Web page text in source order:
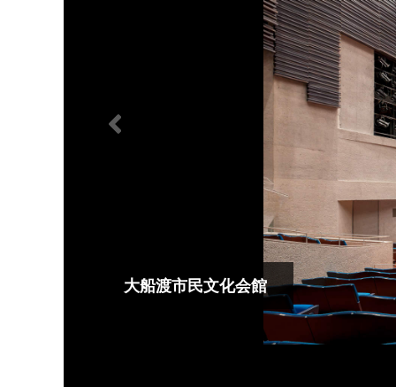
大船渡市民文化会館